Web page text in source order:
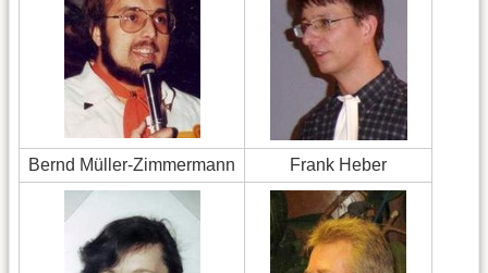
Bernd Müller-Zimmermann Frank Heber